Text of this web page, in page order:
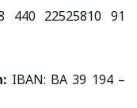
440 22525810 91
IBAN: BA 39 194 –